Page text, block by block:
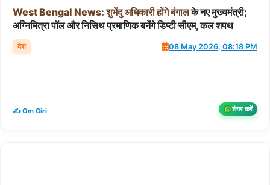
WestBengal News: शुभेंदुअधिकारीहोंगेबंगालके नए मुख्यमंत्री;
अग्निमित्रा पॉल और निसिथ प्रमाणिक बनेंगे डिप्टी सीएम, कल शपथ
देश 08 May 2026, 08:18 PM
✍️ Om Giri शेयर करें